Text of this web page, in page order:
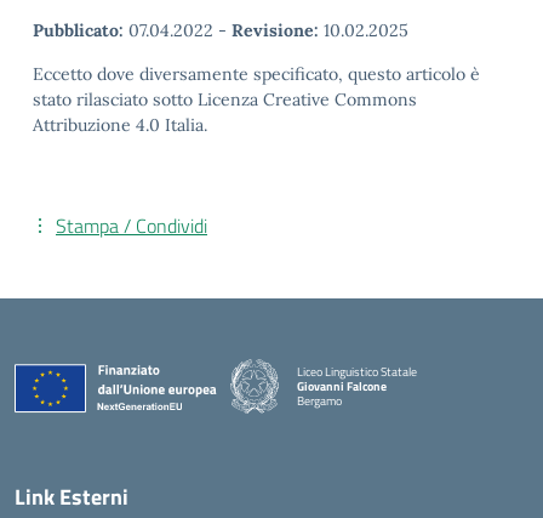
Pubblicato: 07.04.2022 - Revisione: 10.02.2025
Eccetto dove diversamente specificato, questo articolo è
stato rilasciato sotto Licenza Creative Commons
Attribuzione 4.0 Italia.
Stampa / Condividi
Liceo Linguistico Statale
Giovanni Falcone
Bergamo
— Visita la pagina iniziale della scuola
Link Esterni